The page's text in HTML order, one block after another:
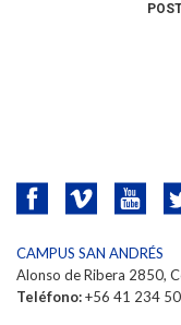
CAMPUS SAN ANDRÉS
Alonso de Ribera 2850,
Teléfono:+56 41 234